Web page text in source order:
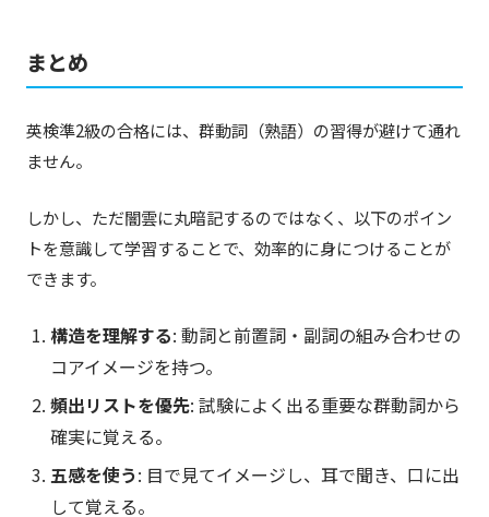
まとめ
英検準2級の合格には、群動詞（熟語）の習得が避けて通れ
ません。
しかし、ただ闇雲に丸暗記するのではなく、以下のポイン
トを意識して学習することで、効率的に身につけることが
できます。
構造を理解する: 動詞と前置詞・副詞の組み合わせの
コアイメージを持つ。
頻出リストを優先: 試験によく出る重要な群動詞から
確実に覚える。
五感を使う: 目で見てイメージし、耳で聞き、口に出
して覚える。